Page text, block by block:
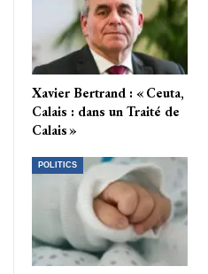
Xavier Bertrand : « Ceuta,
Calais : dans un Traité de
Calais »
POLITICS